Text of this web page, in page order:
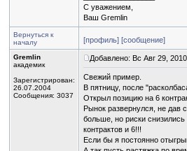
С уважением,
Ваш Gremlin
Вернуться к
началу
[профиль] [сообщение]
Gremlin
академик
Зарегистрирован:
26.07.2004
Сообщения: 3037
Добавлено: Вс Авг 29,
Свежий пример.
В пятницу, после
Открыл позицию на 6
Рынок развернулся, не дав
больше, но риски
контрактов и 6!!!
Если бы я постоянно